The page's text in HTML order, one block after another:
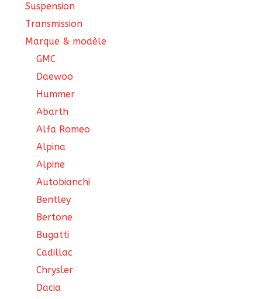
Suspension
Transmission
Marque & modèle
GMC
Daewoo
Hummer
Abarth
Alfa Romeo
Alpina
Alpine
Autobianchi
Bentley
Bertone
Bugatti
Cadillac
Chrysler
Dacia